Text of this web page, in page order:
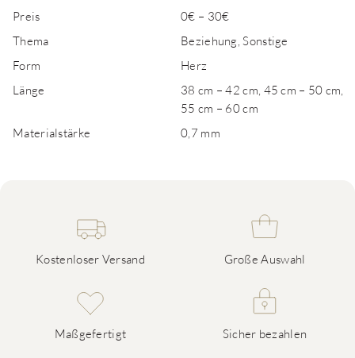
Preis
0€ – 30€
Thema
Beziehung, Sonstige
Form
Herz
Länge
38 cm – 42 cm, 45 cm – 50 cm,
55 cm – 60 cm
Materialstärke
0,7 mm
Kostenloser Versand Große Auswahl
Maßgefertigt Sicher bezahlen